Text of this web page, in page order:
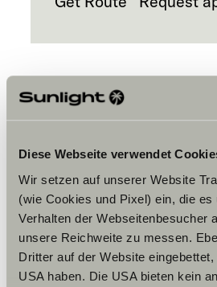
Diese Webseite verwendet
Wir setzen auf unserer Website
(wie Cookies und Pixel) ein, die
Verhalten der Webseitenbesucher
unsere Reichweite zu messen.
Dritter auf der Website
USA haben. Die USA bieten kein
Please accept
cookies to use this
Cookie